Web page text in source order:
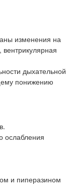
изменения на
дыхательной
понижению
ослабления
и пиперазином